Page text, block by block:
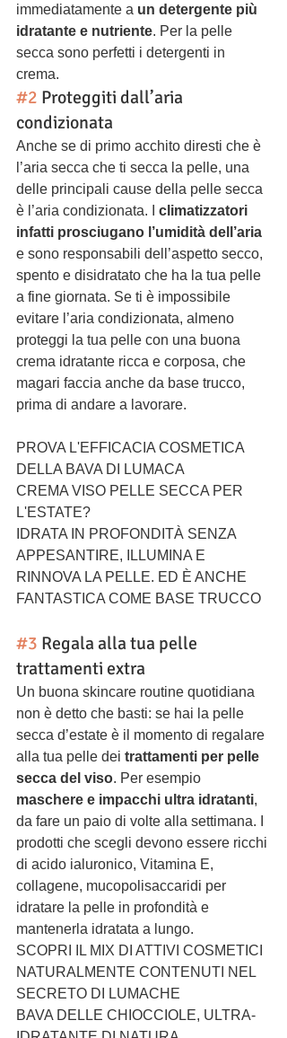
immediatamente a un detergente più
idratante e nutriente. Per la pelle
secca sono perfetti i detergenti in
crema.
#2 Proteggiti dall’aria
condizionata
Anche se di primo acchito diresti che è
l’aria secca che ti secca la pelle, una
delle principali cause della pelle secca
è l’aria condizionata. I climatizzatori
infatti prosciugano l’umidità dell’aria
e sono responsabili dell’aspetto secco,
spento e disidratato che ha la tua pelle
a fine giornata. Se ti è impossibile
evitare l’aria condizionata, almeno
proteggi la tua pelle con una buona
crema idratante ricca e corposa, che
magari faccia anche da base trucco,
prima di andare a lavorare.
PROVA L'EFFICACIA COSMETICA
DELLA BAVA DI LUMACA
CREMA VISO PELLE SECCA PER
L'ESTATE?
IDRATA IN PROFONDITÀ SENZA
APPESANTIRE, ILLUMINA E
RINNOVA LA PELLE. ED È ANCHE
FANTASTICA COME BASE TRUCCO
#3 Regala alla tua pelle
trattamenti extra
Un buona skincare routine quotidiana
non è detto che basti: se hai la pelle
secca d’estate è il momento di regalare
alla tua pelle dei trattamenti per pelle
secca del viso. Per esempio
maschere e impacchi ultra idratanti,
da fare un paio di volte alla settimana. I
prodotti che scegli devono essere ricchi
di acido ialuronico, Vitamina E,
collagene, mucopolisaccaridi per
idratare la pelle in profondità e
mantenerla idratata a lungo.
SCOPRI IL MIX DI ATTIVI COSMETICI
NATURALMENTE CONTENUTI NEL
SECRETO DI LUMACHE
BAVA DELLE CHIOCCIOLE, ULTRA-